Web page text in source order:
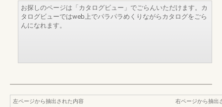
お探しのページは「カタログビュー」でごらんいただけます。カ
タログビューではweb上でパラパラめくりながらカタログをごら
んになれます。
左ページから抽出された内容
右ページから抽出